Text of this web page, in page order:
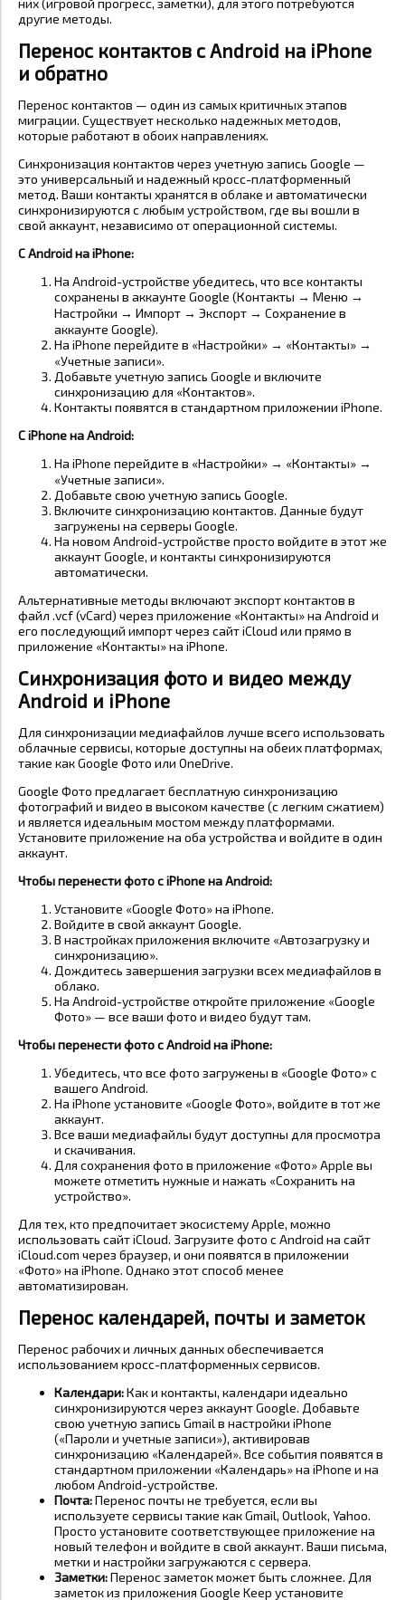
них (игровой прогресс, заметки), для этого потребуются
другие методы.
Перенос контактов с Android на iPhone
и обратно
Перенос контактов — один из самых критичных этапов
миграции. Существует несколько надежных методов,
которые работают в обоих направлениях.
Синхронизация контактов через учетную запись Google —
это универсальный и надежный кросс-платформенный
метод. Ваши контакты хранятся в облаке и автоматически
синхронизируются с любым устройством, где вы вошли в
свой аккаунт, независимо от операционной системы.
С Android на iPhone:
На Android-устройстве убедитесь, что все контакты
сохранены в аккаунте Google (Контакты → Меню →
Настройки → Импорт → Экспорт → Сохранение в
аккаунте Google).
На iPhone перейдите в «Настройки» → «Контакты» →
«Учетные записи».
Добавьте учетную запись Google и включите
синхронизацию для «Контактов».
Контакты появятся в стандартном приложении iPhone.
С iPhone на Android:
На iPhone перейдите в «Настройки» → «Контакты» →
«Учетные записи».
Добавьте свою учетную запись Google.
Включите синхронизацию контактов. Данные будут
загружены на серверы Google.
На новом Android-устройстве просто войдите в этот же
аккаунт Google, и контакты синхронизируются
автоматически.
Альтернативные методы включают экспорт контактов в
файл .vcf (vCard) через приложение «Контакты» на Android и
его последующий импорт через сайт iCloud или прямо в
приложение «Контакты» на iPhone.
Синхронизация фото и видео между
Android и iPhone
Для синхронизации медиафайлов лучше всего использовать
облачные сервисы, которые доступны на обеих платформах,
такие как Google Фото или OneDrive.
Google Фото предлагает бесплатную синхронизацию
фотографий и видео в высоком качестве (с легким сжатием)
и является идеальным мостом между платформами.
Установите приложение на оба устройства и войдите в один
аккаунт.
Чтобы перенести фото с iPhone на Android:
Установите «Google Фото» на iPhone.
Войдите в свой аккаунт Google.
В настройках приложения включите «Автозагрузку и
синхронизацию».
Дождитесь завершения загрузки всех медиафайлов в
облако.
На Android-устройстве откройте приложение «Google
Фото» — все ваши фото и видео будут там.
Чтобы перенести фото с Android на iPhone:
Убедитесь, что все фото загружены в «Google Фото» с
вашего Android.
На iPhone установите «Google Фото», войдите в тот же
аккаунт.
Все ваши медиафайлы будут доступны для просмотра
и скачивания.
Для сохранения фото в приложение «Фото» Apple вы
можете отметить нужные и нажать «Сохранить на
устройство».
Для тех, кто предпочитает экосистему Apple, можно
использовать сайт iCloud. Загрузите фото с Android на сайт
iCloud.com через браузер, и они появятся в приложении
«Фото» на iPhone. Однако этот способ менее
автоматизирован.
Перенос календарей, почты и заметок
Перенос рабочих и личных данных обеспечивается
использованием кросс-платформенных сервисов.
Календари:Как и контакты, календари идеально
синхронизируются через аккаунт Google. Добавьте
свою учетную запись Gmail в настройки iPhone
(«Пароли и учетные записи»), активировав
синхронизацию «Календарей». Все события появятся в
стандартном приложении «Календарь» на iPhone и на
любом Android-устройстве.
Почта:Перенос почты не требуется, если вы
используете сервисы такие как Gmail, Outlook, Yahoo.
Просто установите соответствующее приложение на
новый телефон и войдите в свой аккаунт. Ваши письма,
метки и настройки загружаются с сервера.
Заметки:Перенос заметок может быть сложнее. Для
заметок из приложения Google Keep установите